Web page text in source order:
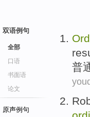
双语例句
全部
口语
书面语
论文
原声例句
普